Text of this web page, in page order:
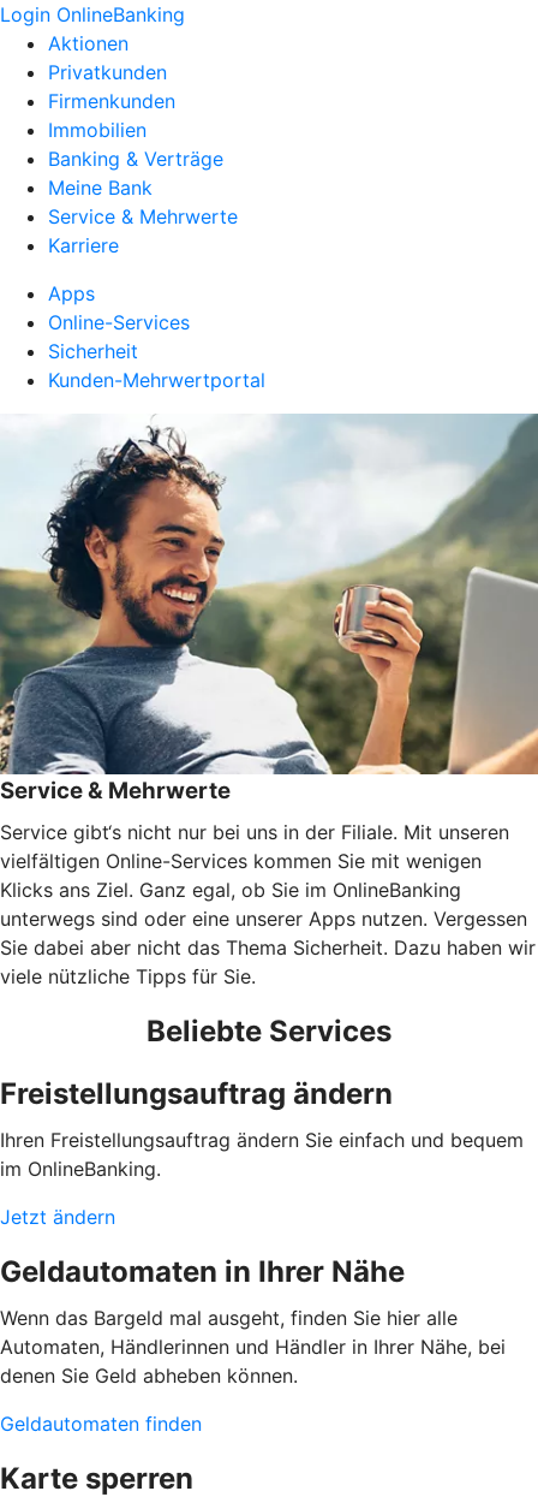
Login OnlineBanking
Aktionen
Privatkunden
Firmenkunden
Immobilien
Banking & Verträge
Meine Bank
Service & Mehrwerte
Karriere
Apps
Online-Services
Sicherheit
Kunden-Mehrwertportal
Service & Mehrwerte
Service gibt‘s nicht nur bei uns in der Filiale. Mit unseren
vielfältigen Online-Services kommen Sie mit wenigen
Klicks ans Ziel. Ganz egal, ob Sie im OnlineBanking
unterwegs sind oder eine unserer Apps nutzen. Vergessen
Sie dabei aber nicht das Thema Sicherheit. Dazu haben wir
viele nützliche Tipps für Sie.
Beliebte Services
Freistellungsauftrag ändern
Ihren Freistellungsauftrag ändern Sie einfach und bequem
im OnlineBanking.
Jetzt ändern
Geldautomaten in Ihrer Nähe
Wenn das Bargeld mal ausgeht, finden Sie hier alle
Automaten, Händlerinnen und Händler in Ihrer Nähe, bei
denen Sie Geld abheben können.
Geldautomaten finden
Karte sperren